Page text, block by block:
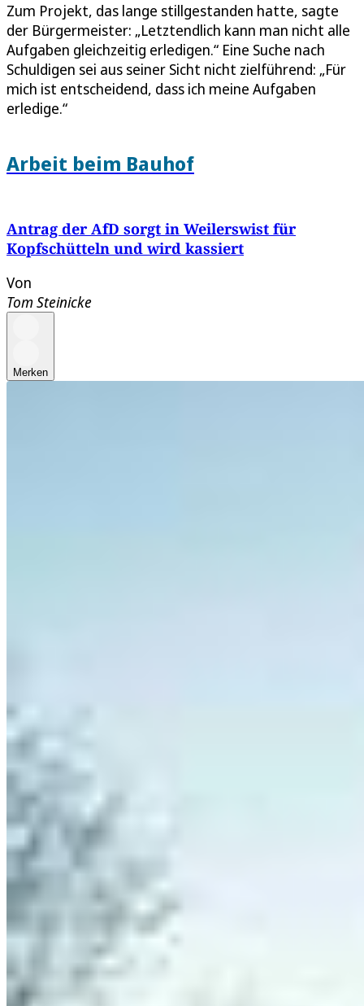
Zum Projekt, das lange stillgestanden hatte, sagte
der Bürgermeister: „Letztendlich kann man nicht alle
Aufgaben gleichzeitig erledigen.“ Eine Suche nach
Schuldigen sei aus seiner Sicht nicht zielführend: „Für
mich ist entscheidend, dass ich meine Aufgaben
erledige.“
Arbeit beim Bauhof
Antrag der AfD sorgt in Weilerswist für
Kopfschütteln und wird kassiert
Von
Tom Steinicke
Merken